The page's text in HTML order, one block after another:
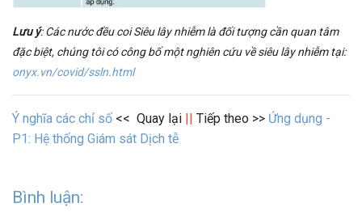
Lưu ý: Các nước đều coi Siêu lây nhiễm là đối tượng cần quan tâm
đặc biệt, chúng tôi có công bố một nghiên cứu về siêu lây nhiễm tại:
onyx.vn/covid/ssln.html
Ý nghĩa các chỉ số << Quay lại || Tiếp theo >> Ứng dụng -
P1: Hệ thống Giám sát Dịch tễ
Bình luận: